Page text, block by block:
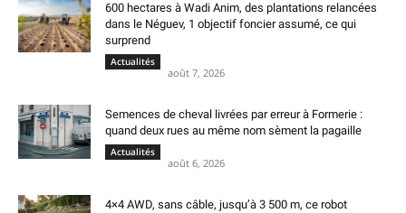
600 hectares à Wadi Anim, des plantations relancées
dans le Néguev, 1 objectif foncier assumé, ce qui
surprend
Actualités
août 7, 2026
Semences de cheval livrées par erreur à Formerie :
quand deux rues au même nom sèment la pagaille
Actualités
août 6, 2026
4×4 AWD, sans câble, jusqu’à 3 500 m, ce robot